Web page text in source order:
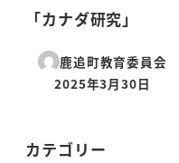
「カナダ研究」
鹿追町教育委員会
投稿日
2025年3月30日
カテゴリー